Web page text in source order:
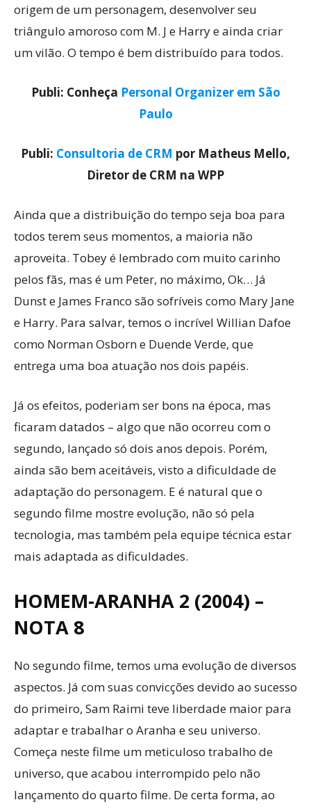
origem de um personagem, desenvolver seu
triângulo amoroso com M. J e Harry e ainda criar
um vilão. O tempo é bem distribuído para todos.
Publi: Conheça Personal Organizer em São
Paulo
Publi: Consultoria de CRM por Matheus Mello,
Diretor de CRM na WPP
Ainda que a distribuição do tempo seja boa para
todos terem seus momentos, a maioria não
aproveita. Tobey é lembrado com muito carinho
pelos fãs, mas é um Peter, no máximo, Ok… Já
Dunst e James Franco são sofríveis como Mary Jane
e Harry. Para salvar, temos o incrível Willian Dafoe
como Norman Osborn e Duende Verde, que
entrega uma boa atuação nos dois papéis.
Já os efeitos, poderiam ser bons na época, mas
ficaram datados – algo que não ocorreu com o
segundo, lançado só dois anos depois. Porém,
ainda são bem aceitáveis, visto a dificuldade de
adaptação do personagem. E é natural que o
segundo filme mostre evolução, não só pela
tecnologia, mas também pela equipe técnica estar
mais adaptada as dificuldades.
HOMEM-ARANHA 2 (2004) –
NOTA 8
No segundo filme, temos uma evolução de diversos
aspectos. Já com suas convicções devido ao sucesso
do primeiro, Sam Raimi teve liberdade maior para
adaptar e trabalhar o Aranha e seu universo.
Começa neste filme um meticuloso trabalho de
universo, que acabou interrompido pelo não
lançamento do quarto filme. De certa forma, ao